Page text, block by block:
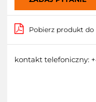
Pobierz produkt do
kontakt telefoniczny: